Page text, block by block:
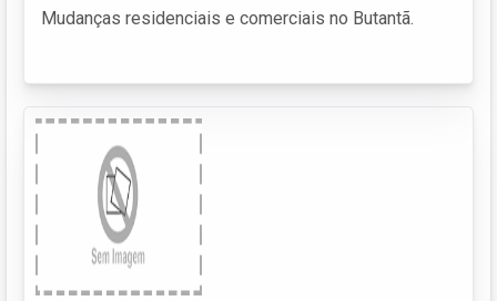
Mudanças residenciais e comerciais no Butantã.